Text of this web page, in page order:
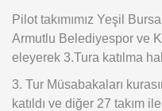
Pilot takımımız Yeşil
Armutlu Belediyespor ve
eleyerek 3.Tura katılma
3. Tur Müsabakaları
katıldı ve diğer 27 takım